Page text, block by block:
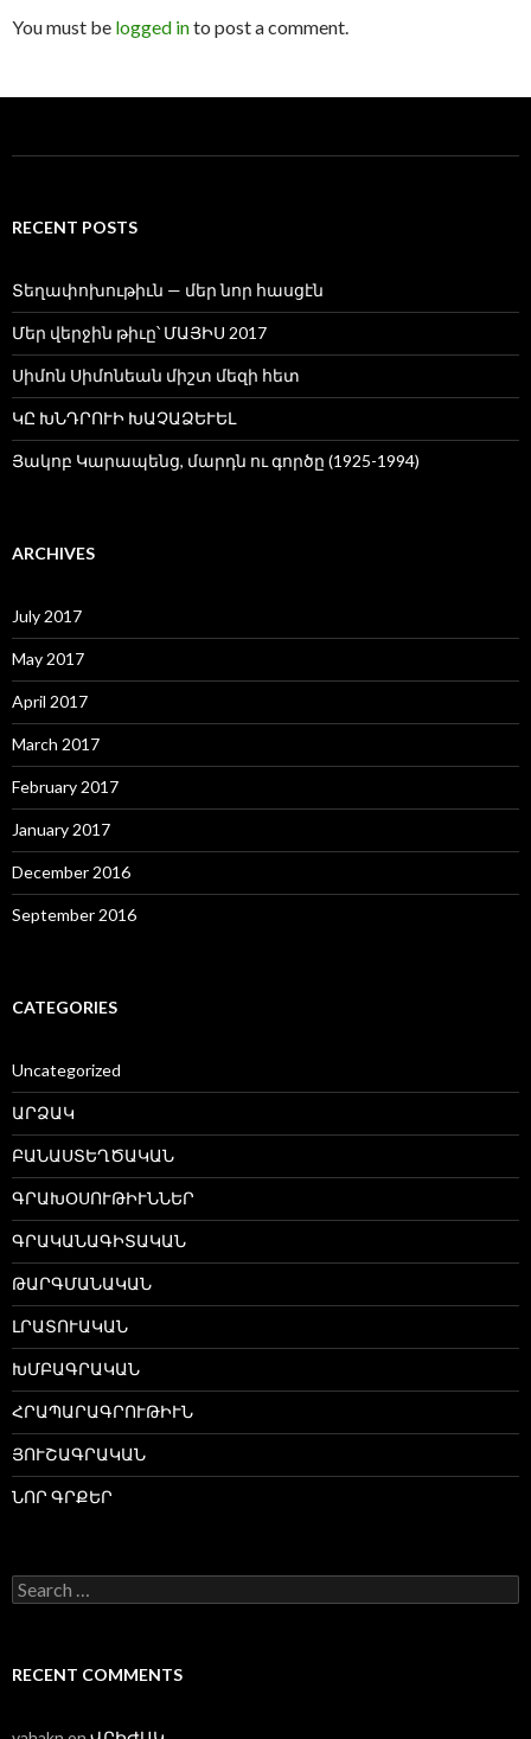
You must be logged into post a comment.
RECENT POSTS
Տեղափոխութիւն — մեր նոր հասցէն
Մեր վերջին թիւը՝ ՄԱՅԻՍ 2017
Սիմոն Սիմոնեան միշտ մեզի հետ
ԿԸ ԽՆԴՐՈՒԻ ԽԱՉԱՁԵՒԵԼ
Յակոբ Կարապենց, մարդն ու գործը (1925-1994)
ARCHIVES
July 2017
May 2017
April 2017
March 2017
February 2017
January 2017
December 2016
September 2016
CATEGORIES
Uncategorized
ԱՐՁԱԿ
ԲԱՆԱՍՏԵՂԾԱԿԱՆ
ԳՐԱԽՕՍՈՒԹԻՒՆՆԵՐ
ԳՐԱԿԱՆԱԳԻՏԱԿԱՆ
ԹԱՐԳՄԱՆԱԿԱՆ
ԼՐԱՏՈՒԱԿԱՆ
ԽՄԲԱԳՐԱԿԱՆ
ՀՐԱՊԱՐԱԳՐՈՒԹԻՒՆ
ՅՈՒՇԱԳՐԱԿԱՆ
ՆՈՐ ԳՐՔԵՐ
Search
for:
RECENT COMMENTS